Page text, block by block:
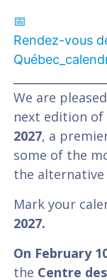
📅
Rendez-vous
We are
next edition of
2027, a
some of the
the
Mark your
2027.
On February
the Centre